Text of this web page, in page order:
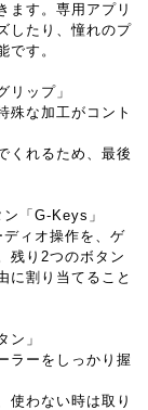
ます。専用アプリ
したり、憧れのプ
です。
リップ」
殊な加工がコント
くれるため、最後
「G-Keys」
ィオ操作を、ゲ
残り2つのボタン
に割り当てること
ン」
ラーをしっかり握
使わない時は取り